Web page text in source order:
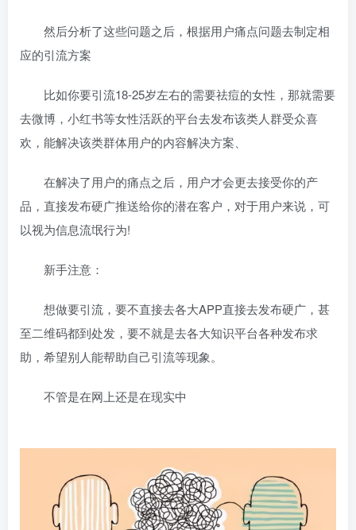
然后分析了这些问题之后，根据用户痛点问题去制定相
应的引流方案
比如你要引流18-25岁左右的需要祛痘的女性，那就需要
去微博，小红书等女性活跃的平台去发布该类人群受众喜
欢，能解决该类群体用户的内容解决方案、
在解决了用户的痛点之后，用户才会更去接受你的产
品，直接发布硬广推送给你的潜在客户，对于用户来说，可
以视为信息流氓行为!
新手注意：
想做要引流，要不直接去各大APP直接去发布硬广，甚
至二维码都到处发，要不就是去各大知识平台各种发布求
助，希望别人能帮助自己引流等现象。
不管是在网上还是在现实中